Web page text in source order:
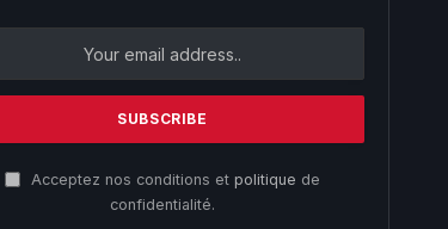
Acceptez nos conditions et politique de
confidentialité.